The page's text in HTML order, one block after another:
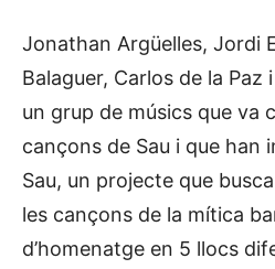
Jonathan Argüelles, Jordi
Balaguer, Carlos de la
un grup de músics que va
cançons de Sau i que han
Sau, un projecte que
les cançons de la mítica
d’homenatge en 5 llocs